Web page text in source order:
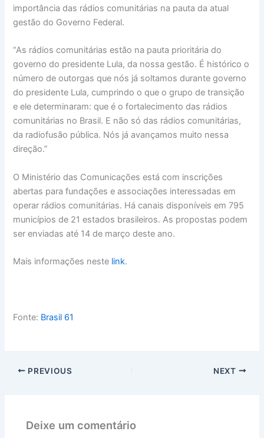
importância das rádios comunitárias na pauta da atual
gestão do Governo Federal.
“As rádios comunitárias estão na pauta prioritária do
governo do presidente Lula, da nossa gestão. É histórico o
número de outorgas que nós já soltamos durante governo
do presidente Lula, cumprindo o que o grupo de transição
e ele determinaram: que é o fortalecimento das rádios
comunitárias no Brasil. E não só das rádios comunitárias,
da radiofusão pública. Nós já avançamos muito nessa
direção.”
O Ministério das Comunicações está com inscrições
abertas para fundações e associações interessadas em
operar rádios comunitárias. Há canais disponíveis em 795
municípios de 21 estados brasileiros. As propostas podem
ser enviadas até 14 de março deste ano.
Mais informações neste link.
Fonte: Brasil 61
PREVIOUS NEXT
Deixe um comentário